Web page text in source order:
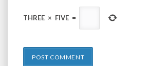
THREE × FIVE =